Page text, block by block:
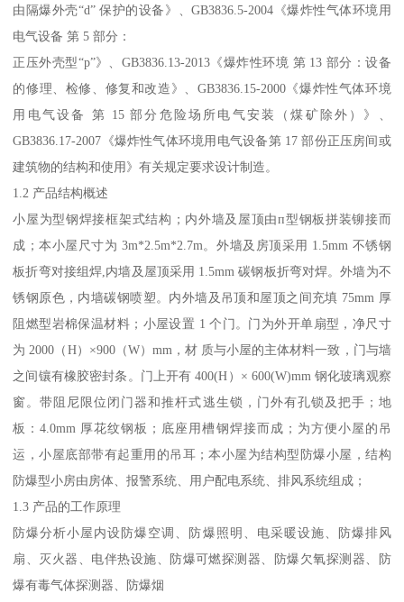
由隔爆外壳“d” 保护的设备》、GB3836.5-2004《爆炸性气体环境用
电气设备 第 5 部分：
正压外壳型“p”》、GB3836.13-2013《爆炸性环境 第 13 部分：设备
的修理、检修、修复和改造》、GB3836.15-2000《爆炸性气体环境
用电气设备 第 15 部分危险场所电气安装（煤矿除外）》、
GB3836.17-2007《爆炸性气体环境用电气设备第 17 部份正压房间或
建筑物的结构和使用》有关规定要求设计制造。
1.2 产品结构概述
小屋为型钢焊接框架式结构；内外墙及屋顶由п型钢板拼装铆接而
成；本小屋尺寸为 3m*2.5m*2.7m。外墙及房顶采用 1.5mm 不锈钢
板折弯对接组焊,内墙及屋顶采用 1.5mm 碳钢板折弯对焊。外墙为不
锈钢原色，内墙碳钢喷塑。内外墙及吊顶和屋顶之间充填 75mm 厚
阻燃型岩棉保温材料；小屋设置 1 个门。门为外开单扇型，净尺寸
为 2000（H）×900（W）mm，材 质与小屋的主体材料一致，门与墙
之间镶有橡胶密封条。门上开有 400(H）× 600(W)mm 钢化玻璃观察
窗。带阻尼限位闭门器和推杆式逃生锁，门外有孔锁及把手；地
板：4.0mm 厚花纹钢板；底座用槽钢焊接而成；为方便小屋的吊
运，小屋底部带有起重用的吊耳；本小屋为结构型防爆小屋，结构
防爆型小房由房体、报警系统、用户配电系统、排风系统组成；
1.3 产品的工作原理
防爆分析小屋内设防爆空调、防爆照明、电采暖设施、防爆排风
扇、灭火器、电伴热设施、防爆可燃探测器、防爆欠氧探测器、防
爆有毒气体探测器、防爆烟